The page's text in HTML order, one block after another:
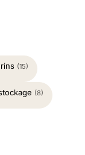
(15)
(8)